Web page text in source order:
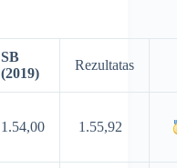
SB
(2019)
Rezultatas
1.54,00 1.55,92